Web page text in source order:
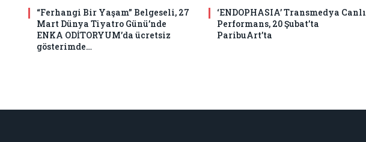
“Ferhangi Bir Yaşam” Belgeseli, 27
Mart Dünya Tiyatro Günü’nde
ENKA ODİTORYUM’da ücretsiz
gösterimde…
‘ENDOPHASIA’ Transmedya Canlı
Performans, 20 Şubat’ta
ParibuArt’ta